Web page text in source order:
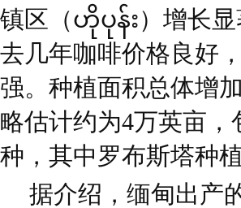
镇区（ဟိုပုန်း）增长显
去几年咖啡价格良好
强。种植面积总体增
略估计约为4万英亩
种，其中罗布斯塔种
据介绍，缅甸出产